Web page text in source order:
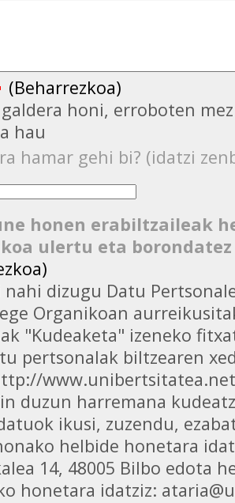
(Beharrezkoa)
honi, erroboten
hau
hamar gehi bi? (idatzi
honen erabiltzaileak
ulertu eta
nahi dizugu Datu
Organikoan
"Kudeaketa" izeneko
pertsonalak biltzearen
duzun harremana
ikusi, zuzendu,
helbide honetara
14, 48005 Bilbo edota
honetara idatziz: